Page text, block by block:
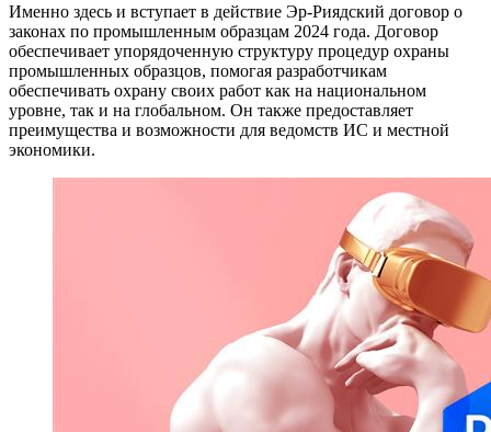
Именно здесь и вступает в действие Эр-Риядский договор о
законах по промышленным образцам 2024 года. Договор
обеспечивает упорядоченную структуру процедур охраны
промышленных образцов, помогая разработчикам
обеспечивать охрану своих работ как на национальном
уровне, так и на глобальном. Он также предоставляет
преимущества и возможности для ведомств ИС и местной
экономики.